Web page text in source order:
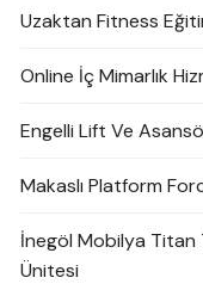
Uzaktan Fitness
Online İç Mimarlık
Engelli Lift Ve
Makaslı Platform
İnegöl Mobilya Titan
Ünitesi